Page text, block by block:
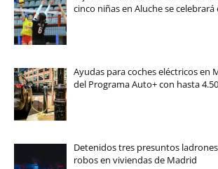
cinco niñas en Aluche se celebrará
Ayudas para coches eléctricos en
del Programa Auto+ con hasta
Detenidos tres presuntos
robos en viviendas de Madrid